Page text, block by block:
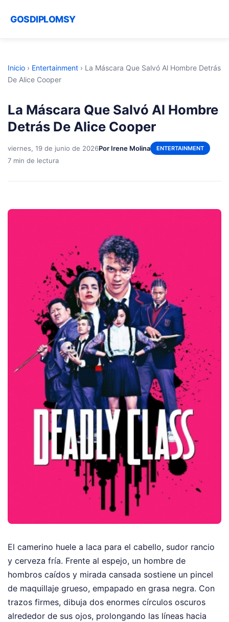
GOSDIPLOMSY
Inicio › Entertainment › La Máscara Que Salvó Al Hombre Detrás
De Alice Cooper
La Máscara Que Salvó Al Hombre
Detrás De Alice Cooper
viernes, 19 de junio de 2026Por Irene Molina ENTERTAINMENT
7 min de lectura
El camerino huele a laca para el cabello, sudor rancio
y cerveza fría. Frente al espejo, un hombre de
hombros caídos y mirada cansada sostiene un pincel
de maquillaje grueso, empapado en grasa negra. Con
trazos firmes, dibuja dos enormes círculos oscuros
alrededor de sus ojos, prolongando las líneas hacia